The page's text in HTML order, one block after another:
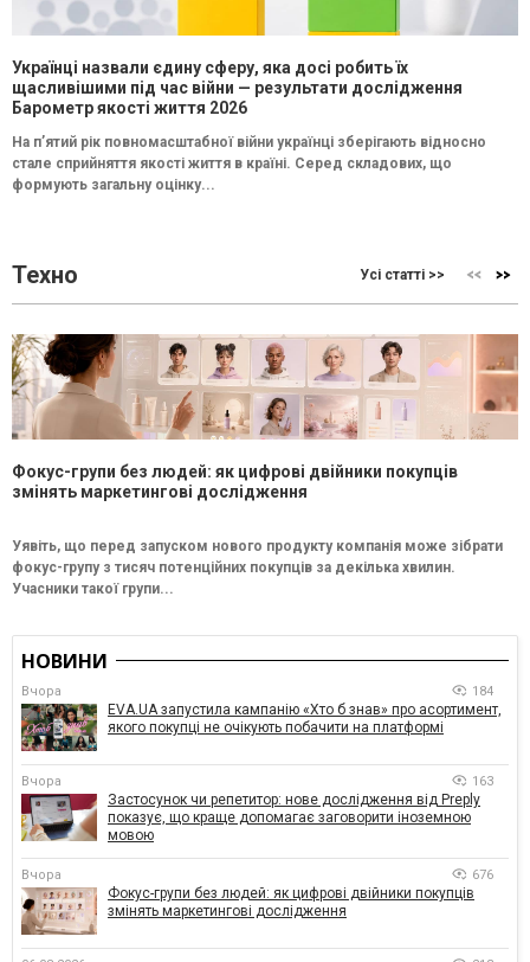
Українці назвали єдину сферу, яка досі робить їх
щасливішими під час війни — результати дослідження
Барометр якості життя 2026
На п’ятий рік повномасштабної війни українці зберігають відносно
стале сприйняття якості життя в країні. Серед складових, що
формують загальну оцінку...
Техно Усі статті >>
Фокус-групи без людей: як цифрові двійники покупців
змінять маркетингові дослідження
Уявіть, що перед запуском нового продукту компанія може зібрати
фокус-групу з тисяч потенційних покупців за декілька хвилин.
Учасники такої групи...
НОВИНИ
Вчора 184
EVA.UA запустила кампанію «Хто б знав» про асортимент,
якого покупці не очікують побачити на платформі
Вчора 163
Застосунок чи репетитор: нове дослідження від Preply
показує, що краще допомагає заговорити іноземною
мовою
Вчора 676
Фокус-групи без людей: як цифрові двійники покупців
змінять маркетингові дослідження